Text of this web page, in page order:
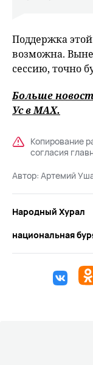
Поддержка
возможна.
сессию, точно
Больше
Ус вMAХ.
Копирование
согласия
Автор: Артемий
Народный Хурал
национальная